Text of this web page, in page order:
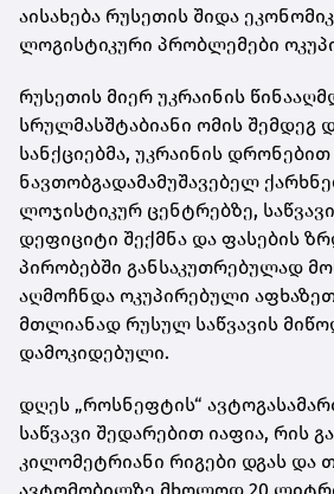
აისახება რუსეთის შიდა
ლოგისტიკური პრობლემები
რუსეთის მიერ უკრაინის
სრულმასშტაბიანი ომის შემდეგ
სანქციებმა, უკრაინის დრონებით
ნავთობგადამამუშავებელ
ლოჯისტიკურ ცენტრებზე,
დეფიციტი შექმნა და ფასების
პირობებში განსაკუთრებულად
აღმოჩნდა ოკუპირებული
მთლიანად რუსულ საწვავის
დამოკიდებული.
დღეს „როსნეფტის“
საწვავი შედარებით იაფია, რის
კილომეტრიანი რიგები დგას და
ავტომობილზე მხოლოდ 20